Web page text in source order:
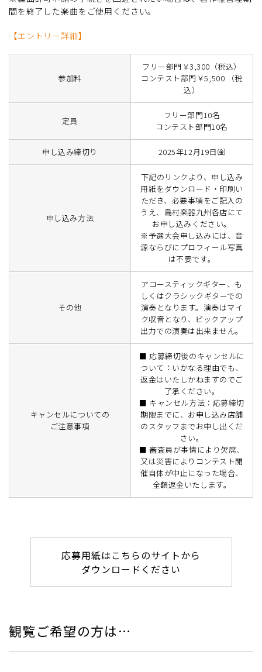
間を終了した楽曲をご使用ください。
【エントリー詳細】
参加料
フリー部門￥3,300（税込）
コンテスト部門￥5,500 （税
込）
定員
フリー部門10名
コンテスト部門10名
申し込み締切り 2025年12月19日㈮
申し込み方法
下記のリンクより、申し込み
用紙をダウンロード・印刷い
ただき、必要事項をご記入の
うえ、島村楽器九州各店にて
お申し込みください。
※予選大会申し込みには、音
源ならびにプロフィール写真
は不要です。
その他
アコースティックギター、も
しくはクラシックギターでの
演奏となります。演奏はマイ
ク収音となり、ピックアップ
出力での演奏は出来ません。
キャンセルについての
ご注意事項
■ 応募締切後のキャンセルに
ついて：いかなる理由でも、
返金はいたしかねますのでご
了承ください。
■ キャンセル方法：応募締切
期限までに、お申し込み店舗
のスタッフまでお申し出くだ
さい。
■ 審査員が事情により欠席、
又は災害によりコンテスト開
催自体が中止になった場合、
全額返金いたします。
応募用紙はこちらのサイトから
ダウンロードください
観覧ご希望の方は…